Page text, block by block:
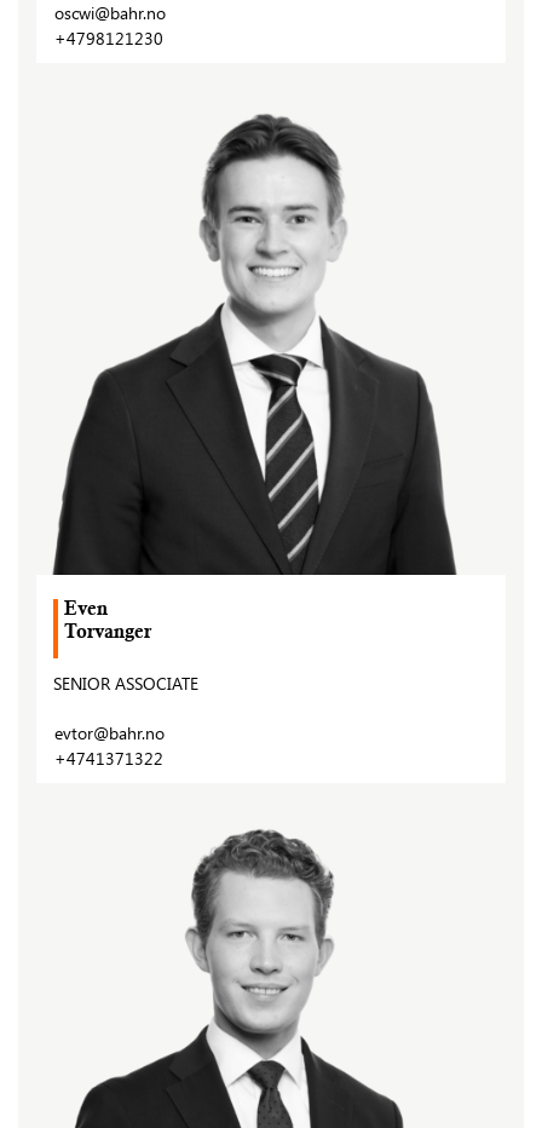
oscwi@bahr.no
+4798121230
Even
Torvanger
SENIOR ASSOCIATE
evtor@bahr.no
+4741371322